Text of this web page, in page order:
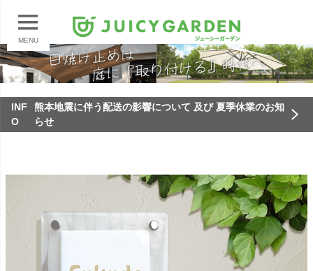
MENU
INF
O
熊本地震に伴う配送の影響について 及び 夏季休業のお知
らせ